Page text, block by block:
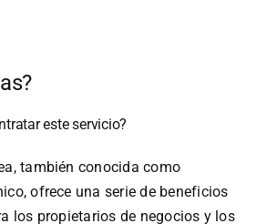
este servicio?
también conocida como
ofrece una serie de beneficios
los propietarios de negocios y los